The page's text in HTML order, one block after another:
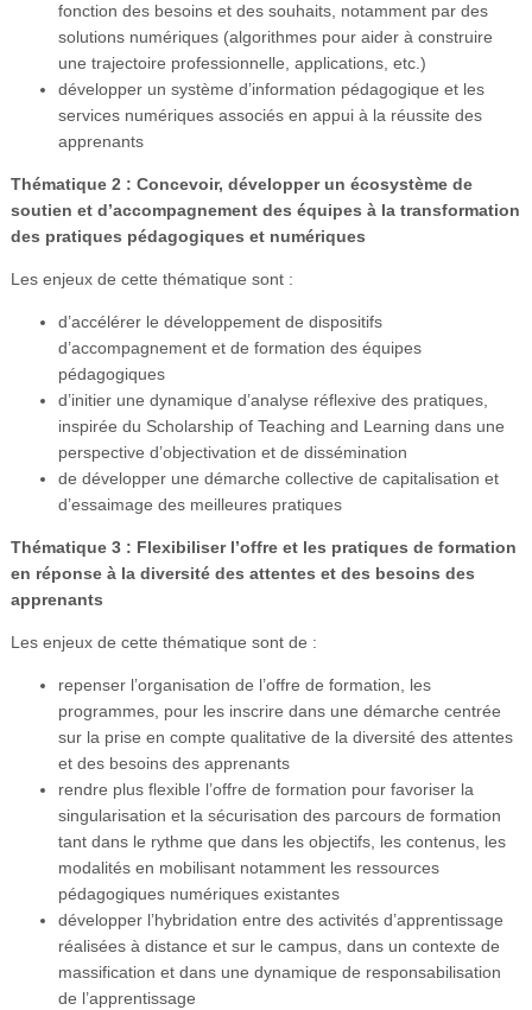
fonction des besoins et des souhaits, notamment par des
solutions numériques (algorithmes pour aider à construire
une trajectoire professionnelle, applications, etc.)
développer un système d’information pédagogique et les
services numériques associés en appui à la réussite des
apprenants
Thématique 2 : Concevoir, développer un écosystème de
soutien et d’accompagnement des équipes à la transformation
des pratiques pédagogiques et numériques
Les enjeux de cette thématique sont :
d’accélérer le développement de dispositifs
d’accompagnement et de formation des équipes
pédagogiques
d’initier une dynamique d’analyse réflexive des pratiques,
inspirée du Scholarship of Teaching and Learning dans une
perspective d’objectivation et de dissémination
de développer une démarche collective de capitalisation et
d’essaimage des meilleures pratiques
Thématique 3 : Flexibiliser l’offre et les pratiques de formation
en réponse à la diversité des attentes et des besoins des
apprenants
Les enjeux de cette thématique sont de :
repenser l’organisation de l’offre de formation, les
programmes, pour les inscrire dans une démarche centrée
sur la prise en compte qualitative de la diversité des attentes
et des besoins des apprenants
rendre plus flexible l’offre de formation pour favoriser la
singularisation et la sécurisation des parcours de formation
tant dans le rythme que dans les objectifs, les contenus, les
modalités en mobilisant notamment les ressources
pédagogiques numériques existantes
développer l’hybridation entre des activités d’apprentissage
réalisées à distance et sur le campus, dans un contexte de
massification et dans une dynamique de responsabilisation
de l’apprentissage